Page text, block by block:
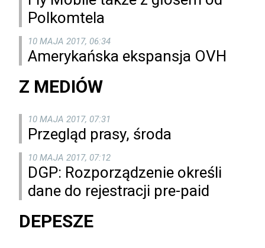
Polkomtela
10 MAJA 2017, 06:34
Amerykańska ekspansja OVH
Z MEDIÓW
10 MAJA 2017, 07:31
Przegląd prasy, środa
10 MAJA 2017, 07:12
DGP: Rozporządzenie określi
dane do rejestracji pre-paid
DEPESZE